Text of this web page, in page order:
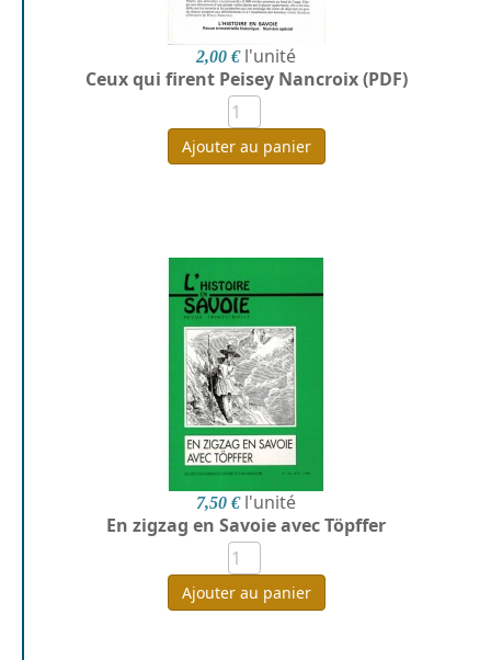
2,00 € l'unité
Ceux qui firent Peisey Nancroix (PDF)
Ajouter au panier
7,50 € l'unité
En zigzag en Savoie avec Töpffer
Ajouter au panier